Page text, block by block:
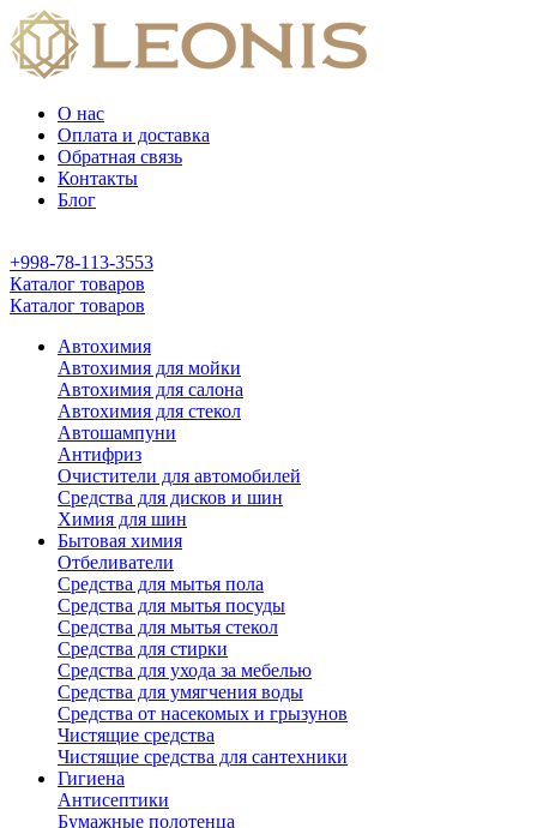
О нас
Оплата и доставка
Обратная связь
Контакты
Блог
+998-78-113-3553
Каталог товаров
Каталог товаров
Автохимия
Автохимия для мойки
Автохимия для салона
Автохимия для стекол
Автошампуни
Антифриз
Очистители для автомобилей
Средства для дисков и шин
Химия для шин
Бытовая химия
Отбеливатели
Средства для мытья пола
Средства для мытья посуды
Средства для мытья стекол
Средства для стирки
Средства для ухода за мебелью
Средства для умягчения воды
Средства от насекомых и грызунов
Чистящие средства
Чистящие средства для сантехники
Гигиена
Антисептики
Бумажные полотенца